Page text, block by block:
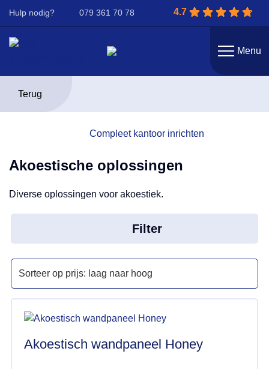
Hulp nodig? 079 361 70 78 4.7
Menu
Terug
Compleet kantoor inrichten
Akoestische oplossingen
Diverse oplossingen voor akoestiek.
Filter
Akoestisch wandpaneel Honey